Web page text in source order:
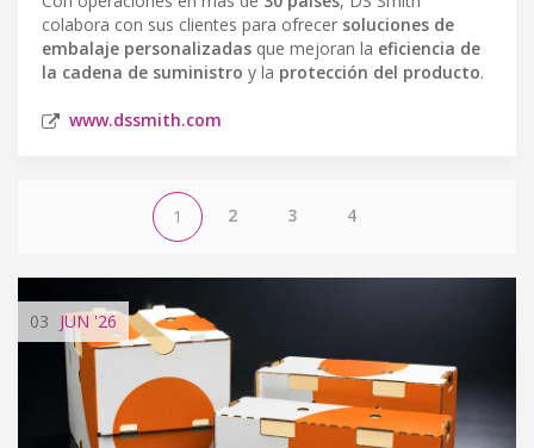
colabora con sus clientes para ofrecer soluciones de
embalaje personalizadas que mejoran la eficiencia de
la cadena de suministro y la protección del producto.
www.dssmith.com
1 2 3 4
03 JUN '26